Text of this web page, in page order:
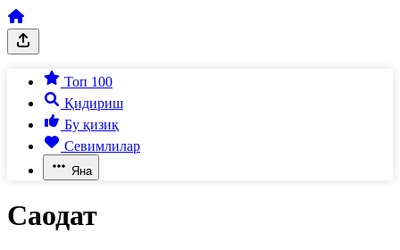
Топ 100
Қидириш
Бу қизиқ
Севимлилар
Яна
Саодат